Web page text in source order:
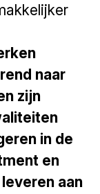
naar
zijn
in de
en
aan